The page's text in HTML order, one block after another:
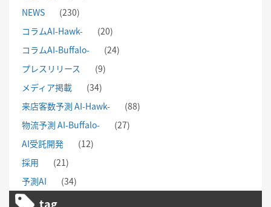
NEWS
(230)
コラムAI-Hawk-
(20)
コラムAI-Buffalo-
(24)
プレスリリース
(9)
メディア掲載
(34)
来店客数予測 AI-Hawk-
(88)
物流予測 AI-Buffalo-
(27)
AI受託開発
(12)
採用
(21)
予測AI
(34)
tag